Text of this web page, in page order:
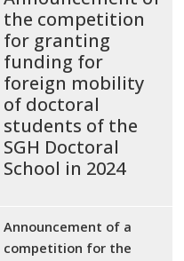
the competition
for granting
funding for
foreign mobility
of doctoral
students of the
SGH Doctoral
School in 2024
Announcement of a
competition for the